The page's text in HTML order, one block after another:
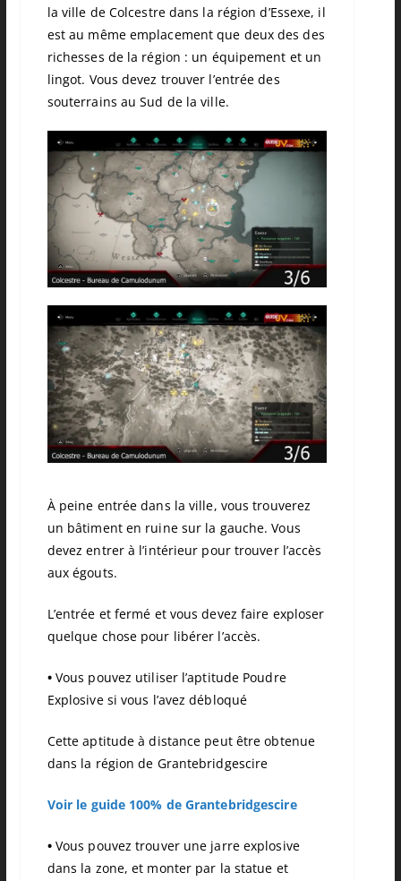
la ville de Colcestre dans la région d’Essexe, il
est au même emplacement que deux des des
richesses de la région : un équipement et un
lingot. Vous devez trouver l’entrée des
souterrains au Sud de la ville.
À peine entrée dans la ville, vous trouverez
un bâtiment en ruine sur la gauche. Vous
devez entrer à l’intérieur pour trouver l’accès
aux égouts.
L’entrée et fermé et vous devez faire exploser
quelque chose pour libérer l’accès.
•Vous pouvez utiliser l’aptitude Poudre
Explosive si vous l’avez débloqué
Cette aptitude à distance peut être obtenue
dans la région de Grantebridgescire
Voir le guide 100% de Grantebridgescire
•Vous pouvez trouver une jarre explosive
dans la zone, et monter par la statue et